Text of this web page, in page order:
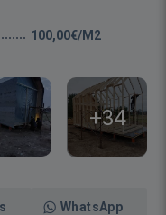
100,00€/M2
+34
WhatsApp